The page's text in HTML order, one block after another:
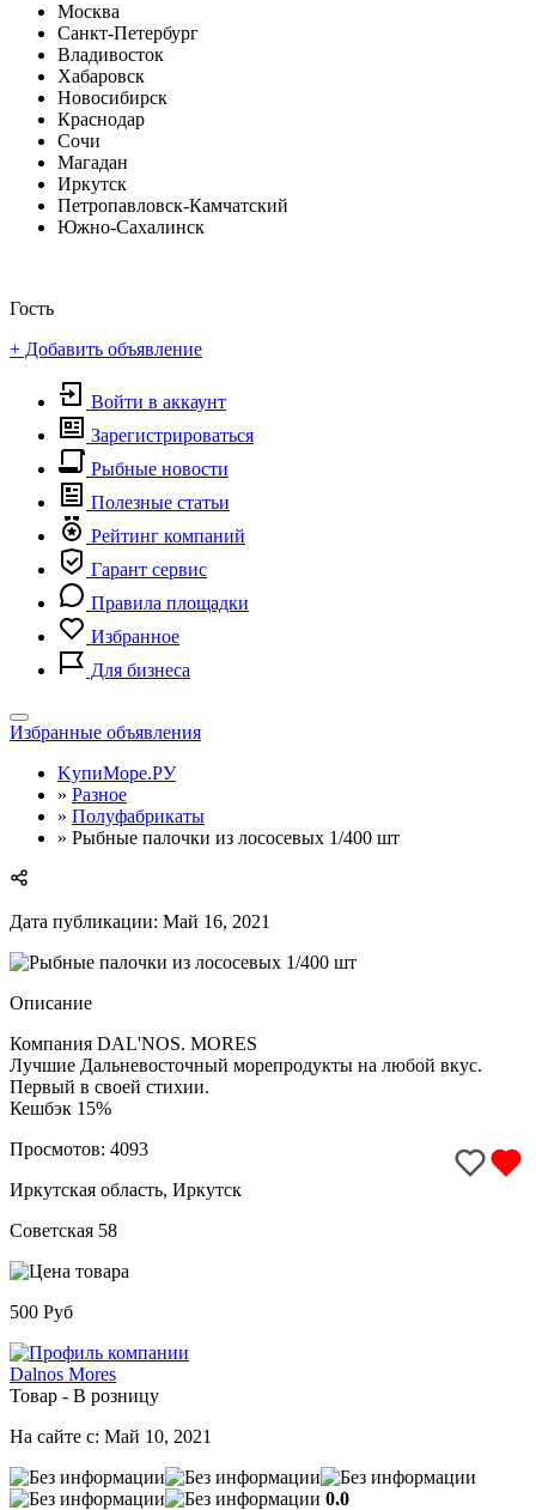
Москва
Санкт-Петербург
Владивосток
Хабаровск
Новосибирск
Краснодар
Сочи
Магадан
Иркутск
Петропавловск-Камчатский
Южно-Сахалинск
Гость
+ Добавить объявление
Войти в аккаунт
Зарегистрироваться
Рыбные новости
Полезные статьи
Рейтинг компаний
Гарант сервис
Правила площадки
Избранное
Для бизнеса
Toggle
navigation
Избранные объявления
KупиМоре.РУ
» Разное
» Полуфабрикаты
» Рыбные палочки из лососевых 1/400 шт
Дата публикации: Май 16, 2021
Описание
Компания DAL'NOS. MORES
Лучшие Дальневосточный морепродукты на любой вкус.
Первый в своей стихии.
Кешбэк 15%
Просмотов: 4093
Иркутская область, Иркутск
Советская 58
500 Руб
Dalnos Mores
Товар - В розницу
На сайте с: Май 10, 2021
0.0